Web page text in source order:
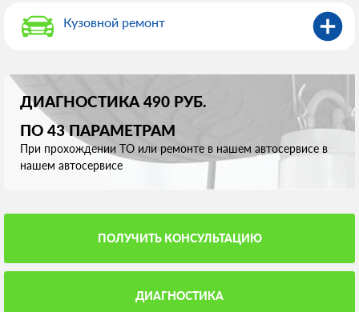
Кузовной ремонт
ДИАГНОСТИКА 490 РУБ.
ПО 43 ПАРАМЕТРАМ
При прохождении ТО или ремонте в нашем автосервисе в
нашем автосервисе
ПОЛУЧИТЬ КОНСУЛЬТАЦИЮ
ДИАГНОСТИКА